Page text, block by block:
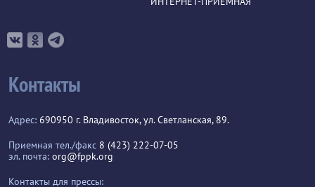
Контакты
Адрес: 690950 г. Владивосток, ул. Светланская, 89.
Приемная тел./факс 8 (423) 222-07-05
эл. почта: org@fppk.org
Контакты для прессы: